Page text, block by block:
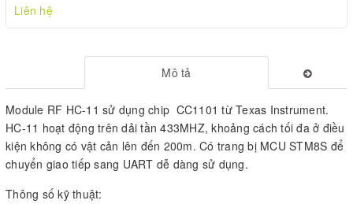
Liên hệ
Mô tả
Module RF HC-11 sử dụng chip CC1101 từ Texas Instrument.
HC-11 hoạt động trên dải tần 433MHZ, khoảng cách tối đa ở điều
kiện không có vật cản lên đến 200m. Có trang bị MCU STM8S để
chuyển giao tiếp sang UART dễ dàng sử dụng.
Thông số kỹ thuật: